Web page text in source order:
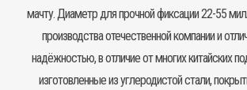
мачту. Диаметр для прочной фиксации 22-55
производства отечественной компании и
надёжностью, в отличие от многих китайских
изготовленные из углеродистой стали,